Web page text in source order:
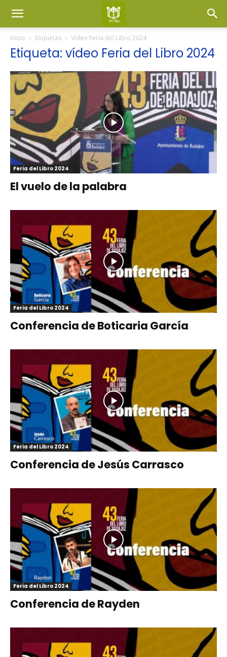
Inicio Etiquetas Vídeo Feria del Libro 2024
Etiqueta: vídeo Feria del Libro 2024
Feria del Libro 2024
El vuelo de la palabra
Feria del Libro 2024
Conferencia de Boticaria García
Feria del Libro 2024
Conferencia de Jesús Carrasco
Feria del Libro 2024
Conferencia de Rayden